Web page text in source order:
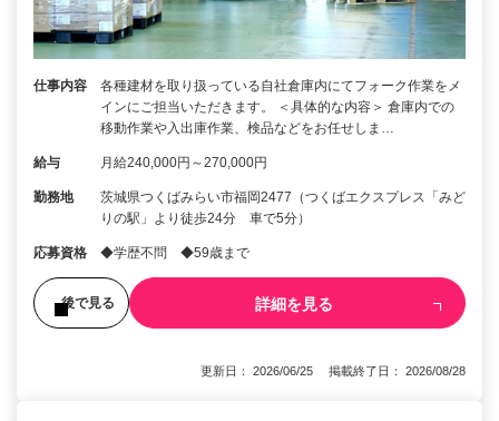
仕事内容
各種建材を取り扱っている自社倉庫内にてフォーク作業をメ
インにご担当いただきます。 ＜具体的な内容＞ 倉庫内での
移動作業や入出庫作業、検品などをお任せしま…
給与 月給240,000円～270,000円
勤務地
茨城県つくばみらい市福岡2477（つくばエクスプレス「みど
りの駅」より徒歩24分 車で5分）
応募資格 ◆学歴不問 ◆59歳まで
後で見る 詳細を見る
更新日： 2026/06/25 掲載終了日： 2026/08/28